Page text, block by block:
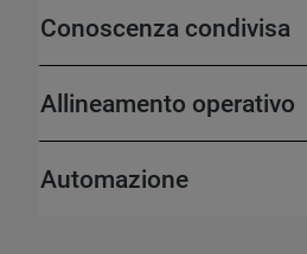
Conoscenza condivisa
Allineamento operativo
Automazione